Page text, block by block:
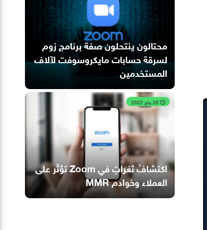
محتالون ينتحلون صفة برنامج زوم
لسرقة حسابات مايكروسوفت لآلاف
المستخدمين
اكتشافُ ثغراتٍ في Zoom تؤثّر على
العملاء وخوادم MMR